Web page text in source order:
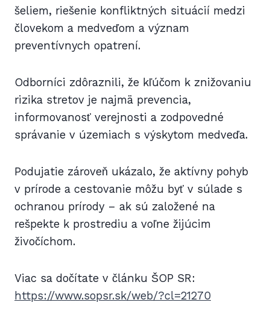
šeliem, riešenie konfliktných situácií medzi
človekom a medveďom a význam
preventívnych opatrení.
Odborníci zdôraznili, že kľúčom k znižovaniu
rizika stretov je najmä prevencia,
informovanosť verejnosti a zodpovedné
správanie v územiach s výskytom medveďa.
Podujatie zároveň ukázalo, že aktívny pohyb
v prírode a cestovanie môžu byť v súlade s
ochranou prírody – ak sú založené na
rešpekte k prostrediu a voľne žijúcim
živočíchom.
Viac sa dočítate v článku ŠOP SR:
https://www.sopsr.sk/web/?cl=21270